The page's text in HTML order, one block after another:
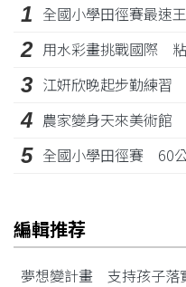
1 全國小學田徑賽最速
2 用水彩畫挑戰國際
3 江姸欣晚起步勤練習
4 農家變身天來美術館
5 全國小學田徑賽 60
編輯推荐
夢想變計畫 支持孩子落